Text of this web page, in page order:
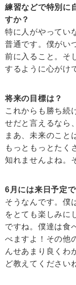
練習などで特別に
すか？
特に人がやってい
普通です。僕がい
前に入ること。そ
するように心がけ
将来の目標は？
これからも勝ち続
せだと言えるなら
まあ、未来のこと
もっともっとたく
知れませんよね。
6月には来日予定で
そうなんです。僕
をとても楽しみに
ですね。僕達は食
べますよ！その他
んせあまり良くわ
ど教えてください